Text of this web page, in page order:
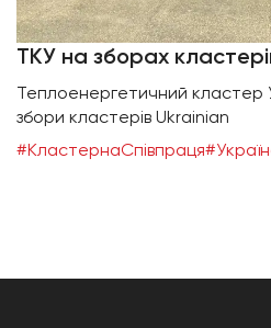
ТКУ на зборах
Теплоенергетичний кластер
збори кластерів Ukrainian
#КластернаСпівпраця